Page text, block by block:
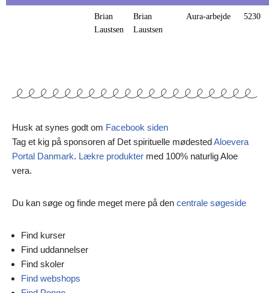
Brian
Laustsen
Brian
Laustsen
Aura-arbejde 5230
Husk at synes godt om Facebook siden
Tag et kig på sponsoren af Det spirituelle mødestedAloevera
Portal Danmark. Lækre produkter med 100% naturlig Aloe
vera.
Du kan søge og finde meget mere på den centrale søgeside
Find kurser
Find uddannelser
Find skoler
Find webshops